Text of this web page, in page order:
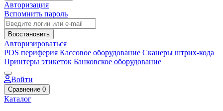
Авторизация
Вспомнить пароль
Восстановить
Авторизироваться
POS периферия Кассовое оборудование Сканеры штрих-кода
Принтеры этикеток Банковское оборудование
Войти
Сравнение 0
Каталог